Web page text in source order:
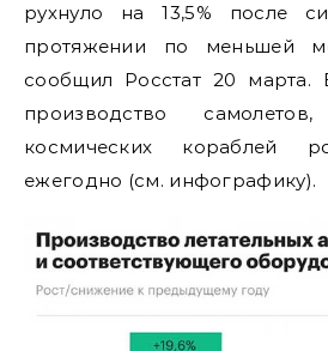
рухнуло на 13,5% после
протяжении по меньшей
сообщил Росстат 20 марта.
производство
космических кораблей
ежегодно (см. инфографику).